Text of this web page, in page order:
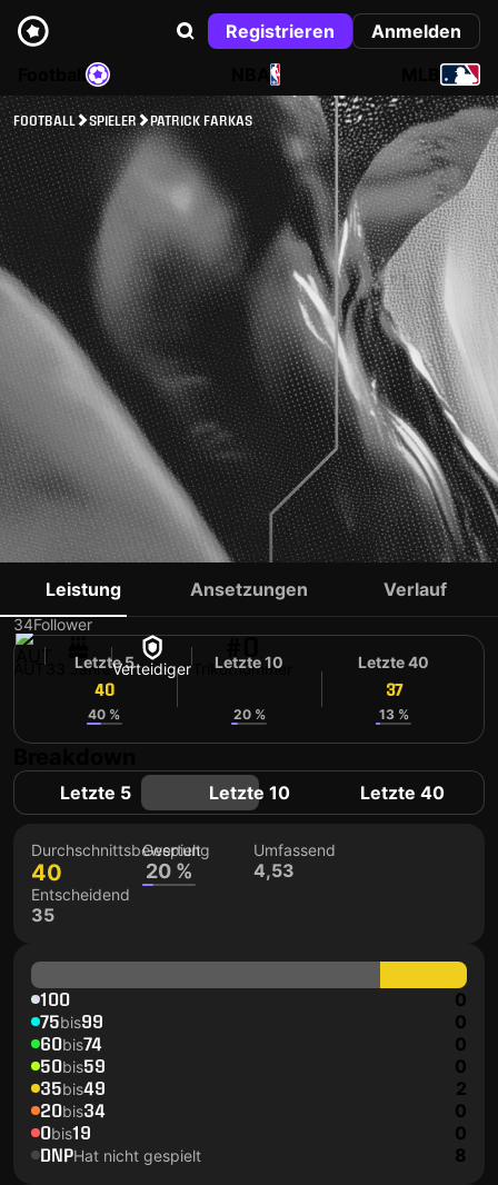
Registrieren
Anmelden
NBA
FOOTBALL SPIELER PATRICK FARKAS
PATRICK FARKAS
34Follower
33 JahreVerteidiger Trikotnummer
Leistung Ansetzungen Verlauf
Letzte 5
40
40 %
Letzte 10
20 %
Letzte 40
37
13 %
Letzte 5 Letzte 10 Letzte 40
Durchschnittsbewertung
40
Gespielt
20 %
Umfassend
4,53
Entscheidend
35
100 0
75bis99 0
60bis74 0
50bis59 0
35bis49 2
20bis34 0
0bis19 0
DNPHat nicht gespielt 8